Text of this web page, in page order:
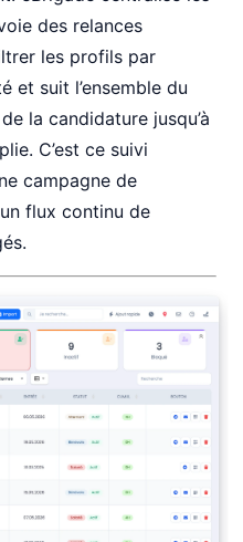
des relances
les profils par
et suit l’ensemble du
la candidature jusqu’à
C’est ce suivi
campagne de
flux continu de